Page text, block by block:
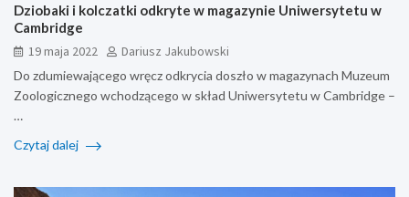
Dziobaki i kolczatki odkryte w magazynie Uniwersytetu w
Cambridge
19 maja 2022
Dariusz Jakubowski
Do zdumiewającego wręcz odkrycia doszło w magazynach Muzeum
Zoologicznego wchodzącego w skład Uniwersytetu w Cambridge –
…
Czytaj dalej